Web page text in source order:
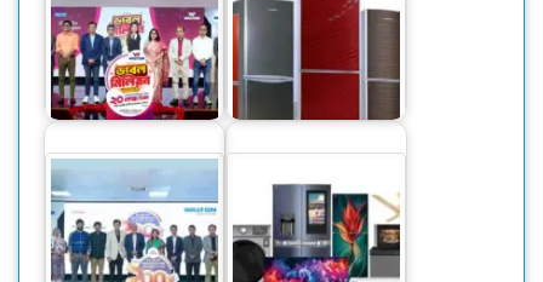
ওয়ালটন পণ্য কিনে ২০
লাখ টাকা পাওয়ার
সুযোগ
দেশি ফ্রিজে স্বপ্নপূরণ
ওয়ালটন ফ্রিজ কিনে
কোটি কোটি টাকার
বন্যাদুর্গত ইলেকট্রনিক্স